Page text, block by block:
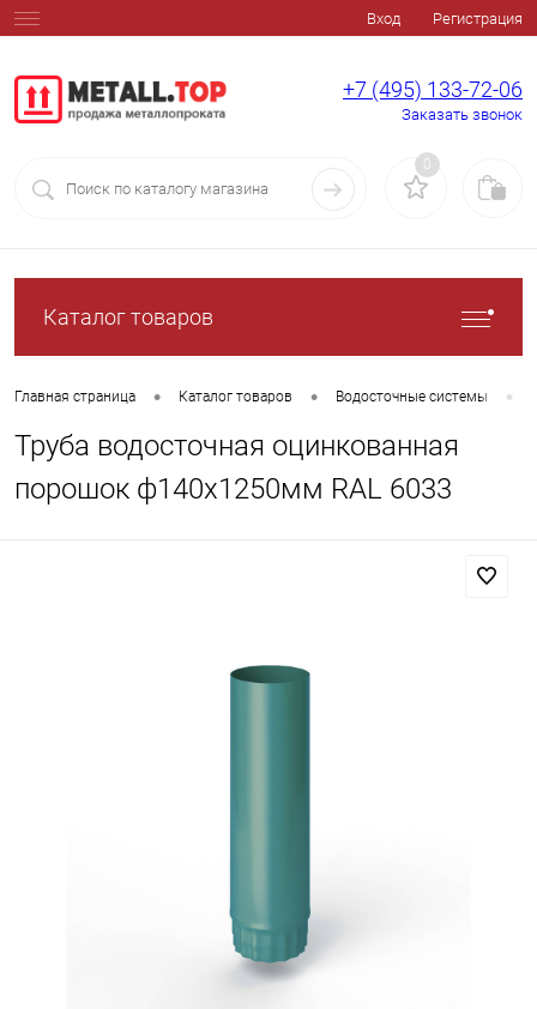
Вход Регистрация
+7 (495) 133-72-06
Заказать звонок
0
Каталог товаров
Главная страница • Каталог товаров • Водосточные системы •
Труба водосточная оцинкованная
порошок ф140х1250мм RAL 6033